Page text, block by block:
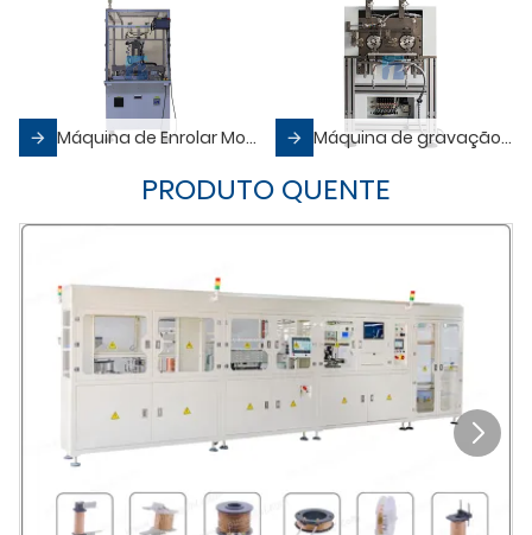
Máquina de Enrolar Motores Máquina de gravação de bobina
PRODUTO QUENTE